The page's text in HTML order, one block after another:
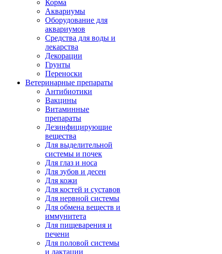
Корма
Аквариумы
Оборудование для
аквариумов
Средства для воды и
лекарства
Декорации
Грунты
Переноски
Ветеринарные препараты
Антибиотики
Вакцины
Витаминные
препараты
Дезинфицирующие
вещества
Для выделительной
системы и почек
Для глаз и носа
Для зубов и десен
Для кожи
Для костей и суставов
Для нервной системы
Для обмена веществ и
иммунитета
Для пищеварения и
печени
Для половой системы
и лактации